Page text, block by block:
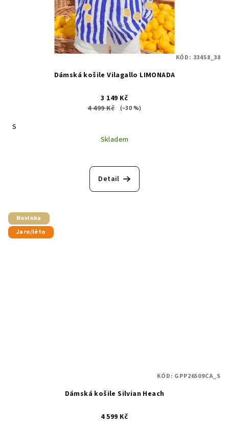
Dámská košile Vilagallo LIMONADA
3 149 Kč
4 499 Kč
(–30 %)
S
Skladem
Detail
KÓD: 33458_38
Novinka
Jaro/léto
Dámská košile Silvian Heach
4 599 Kč
KÓD: GPP26509CA_S